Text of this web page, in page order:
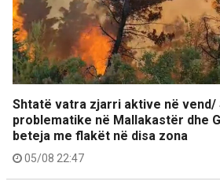
Shtatë vatra zjarri aktive në vend/
problematike në Mallakastër dhe
beteja me flakët në disa zona
05/08 22:47